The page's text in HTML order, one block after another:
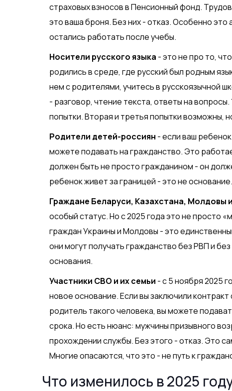
страховых взносов в Пенсионный фонд.
это ваша броня. Без них - отказ. Особенно
остались работать после учебы.
Носители русского языка - это не про то,
родились в среде, где русский был родным
нем с родителями, учитесь в русскоязычной
- разговор, чтение текста, ответы на
попытки. Вторая и третья попытки возможны,
Родители детей-россиян - если ваш
можете подавать на гражданство. Это
должен быть не просто гражданином - он
ребенок живет за границей - это не основание.
Граждане Беларуси, Казахстана, Молдовы
особый статус. Но с 2025 года это не просто
граждан Украины и Молдовы - это
они могут получать гражданство без РВП и
основания.
Участники СВО и их семьи - с 5 ноября 2025
новое основание. Если вы заключили
родитель такого человека, вы можете
срока. Но есть нюанс: мужчины призывного
прохождении службы. Без этого - отказ. Это
Многие опасаются, что это - не путь к
Что изменилось в 2025